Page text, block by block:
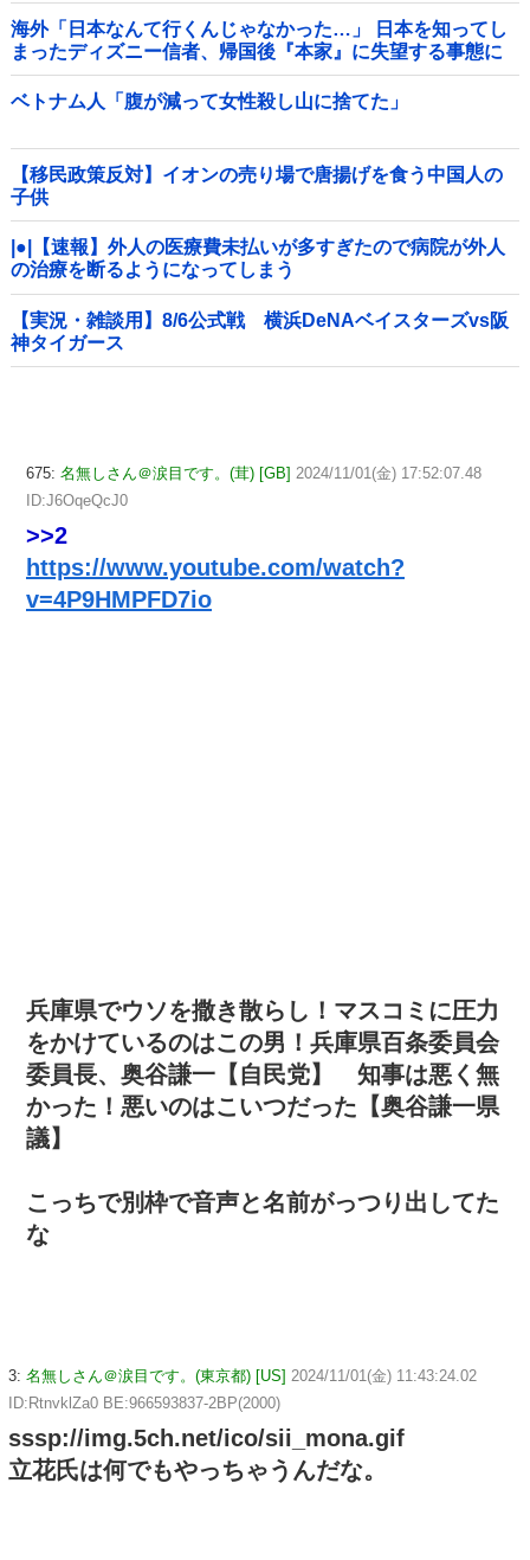
海外「日本なんて行くんじゃなかった…」 日本を知ってし
まったディズニー信者、帰国後『本家』に失望する事態に
ベトナム人「腹が減って女性殺し山に捨てた」
【移民政策反対】イオンの売り場で唐揚げを食う中国人の
子供
|●|【速報】外人の医療費未払いが多すぎたので病院が外人
の治療を断るようになってしまう
【実況・雑談用】8/6公式戦 横浜DeNAベイスターズvs阪
神タイガース
675: 名無しさん＠涙目です。(茸) [GB] 2024/11/01(金) 17:52:07.48
ID:J6OqeQcJ0
>>2
https://www.youtube.com/watch?
v=4P9HMPFD7io
兵庫県でウソを撒き散らし！マスコミに圧力
をかけているのはこの男！兵庫県百条委員会
委員長、奥谷謙一【自民党】 知事は悪く無
かった！悪いのはこいつだった【奥谷謙一県
議】
こっちで別枠で音声と名前がっつり出してた
な
3: 名無しさん＠涙目です。(東京都) [US] 2024/11/01(金) 11:43:24.02
ID:RtnvklZa0 BE:966593837-2BP(2000)
sssp://img.5ch.net/ico/sii_mona.gif
立花氏は何でもやっちゃうんだな。